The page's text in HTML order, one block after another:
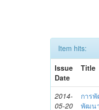
Item hits:
Issue
Date
Title
2014-
05-20
การ
พัฒน